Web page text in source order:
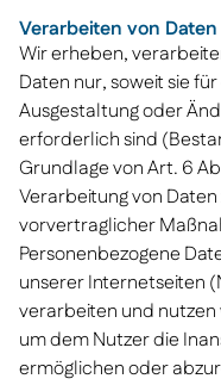
Verarbeiten von
Wir erheben,
Daten nur, soweit sie
Ausgestaltung oder
erforderlich sind
Grundlage von Art. 6
Verarbeitung von
vorvertraglicher
Personenbezogene
unserer Internetseiten
verarbeiten und
um dem Nutzer die
ermöglichen oder